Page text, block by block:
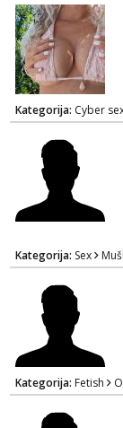
Kategorija: Cyber
Kategorija: Sex
Kategorija: Fetish